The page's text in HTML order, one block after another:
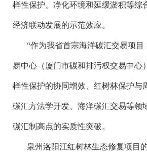
样性保护、净化环境和延缓淤积等综
经济联动发展的示范效应。
“作为我省首宗海洋碳汇交易项
易中心（厦门市碳和排污权交易中心
样性保护的协同增效、红树林保护与
碳汇方法学开发、海洋碳汇交易等领
碳汇制高点的实质性突破。
泉州洛阳江红树林生态修复项目